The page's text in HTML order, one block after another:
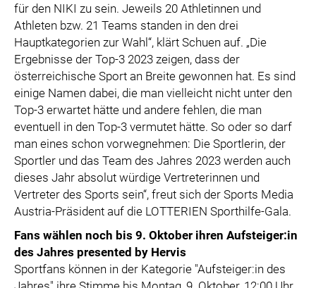
für den NIKI zu sein. Jeweils 20 Athletinnen und
Athleten bzw. 21 Teams standen in den drei
Hauptkategorien zur Wahl“, klärt Schuen auf. „Die
Ergebnisse der Top-3 2023 zeigen, dass der
österreichische Sport an Breite gewonnen hat. Es sind
einige Namen dabei, die man vielleicht nicht unter den
Top-3 erwartet hätte und andere fehlen, die man
eventuell in den Top-3 vermutet hätte. So oder so darf
man eines schon vorwegnehmen: Die Sportlerin, der
Sportler und das Team des Jahres 2023 werden auch
dieses Jahr absolut würdige Vertreterinnen und
Vertreter des Sports sein“, freut sich der Sports Media
Austria-Präsident auf die LOTTERIEN Sporthilfe-Gala.
Fans wählen noch bis 9. Oktober ihren Aufsteiger:in
des Jahres presented by Hervis
Sportfans können in der Kategorie "Aufsteiger:in des